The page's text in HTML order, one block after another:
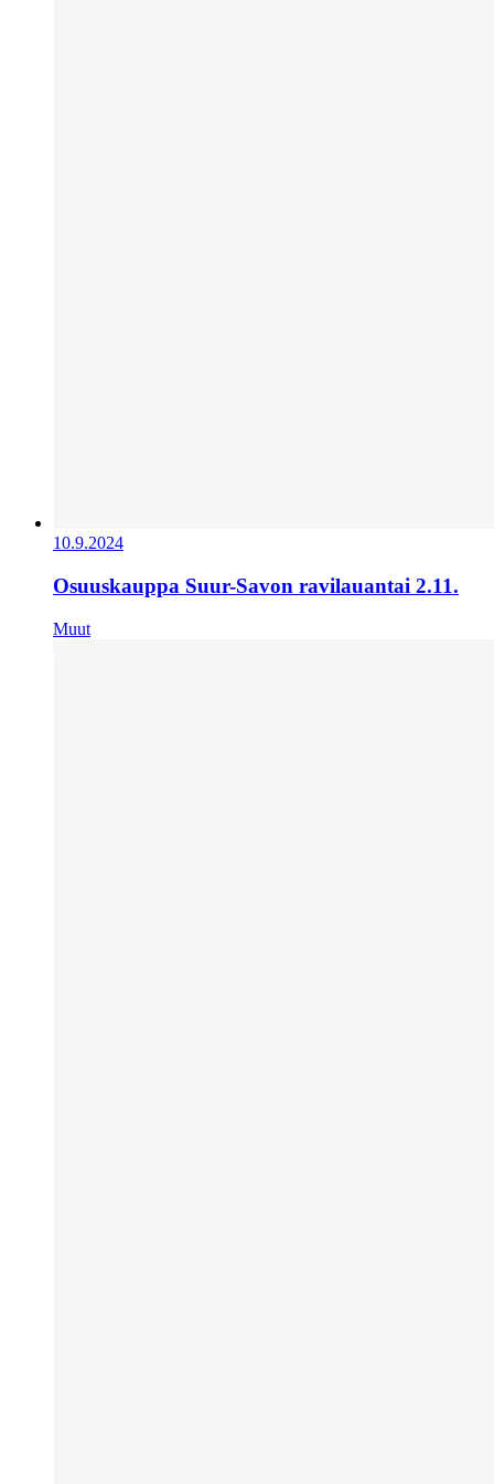
10.9.2024
Osuuskauppa Suur-Savon ravilauantai 2.11.
Muut